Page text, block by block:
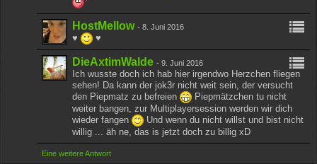
HostMellow -8. Juni 2016
♥ ♥
DieAxtimWalde -9. Juni 2016
Ich wusste doch ich hab hier irgendwo Herzchen fliegen
sehen! Da kann der jok3r nicht weit sein, der versucht
den Piepmatz zu befreien
Piepmätzchen tu nicht
weiter bangen, zur Multiplayersession werden wir dich
wieder fangen
Und wenn du nicht willst und bist nicht
willig ... äh ne, das is jetzt doch zu billig xD
Eine weitere Antwort